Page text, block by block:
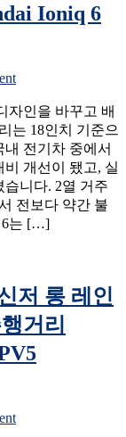
KIA
EV5
시
승
만
(2025
Genesis
G80
3.5T
AWD
Black
Test
Drive)
Ioniq 6
on
영
상
시
승
기]
현
대
이
오
닉
6
지
자인을 바꾸고 배
는 18인치 기준으
내 전기차 중에서
개선이 됐고, 실
니다. 2열 거주
전보다 약간 불
6는 […]
저 롱 레인
거리
on